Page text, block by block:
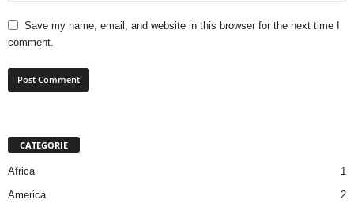
Save my name, email, and website in this browser for the next time I
comment.
CATEGORIE
Africa
1
America
2